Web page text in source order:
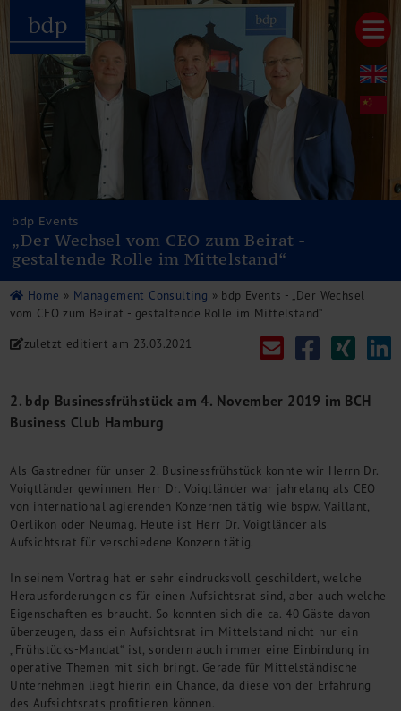
Hauptmenu
bdp aktuell
Über uns
Unternehmenswerte
Referenzen
Pressespiegel
Publikationen
Newsletter
Videos
Leistungen
Steuerberatung
Wirtschaftsprüfung
Restrukturierung
M&A + Unternehmensnachfolge
China Consulting
Unternehmensgründung
Finanz- und Lohnbuchhaltung
Wirtschaftsprüfung
Steuerberatung
Rechtsberatung
M&A Deutschland/China
Unternehmensfinanzierung
Industrielle Dienstleistungen
Inbound Investments
Coaching
bdp Events
„Der Wechsel vom CEO zum Beirat -
gestaltende Rolle im Mittelstand“
Home » Management Consulting » bdp Events - „Der Wechsel
vom CEO zum Beirat - gestaltende Rolle im Mittelstand“
zuletzt editiert am 23.03.2021
2. bdp Businessfrühstück am 4. November 2019 im BCH
Business Club Hamburg
Als Gastredner für unser 2. Businessfrühstück konnte wir Herrn Dr.
Voigtländer gewinnen. Herr Dr. Voigtländer war jahrelang als CEO
von international agierenden Konzernen tätig wie bspw. Vaillant,
Oerlikon oder Neumag. Heute ist Herr Dr. Voigtländer als
Aufsichtsrat für verschiedene Konzern tätig.
In seinem Vortrag hat er sehr eindrucksvoll geschildert, welche
Herausforderungen es für einen Aufsichtsrat sind, aber auch welche
Eigenschaften es braucht. So konnten sich die ca. 40 Gäste davon
überzeugen, dass ein Aufsichtsrat im Mittelstand nicht nur ein
„Frühstücks-Mandat“ ist, sondern auch immer eine Einbindung in
operative Themen mit sich bringt. Gerade für Mittelständische
Unternehmen liegt hierin ein Chance, da diese von der Erfahrung
des Aufsichtsrats profitieren können.